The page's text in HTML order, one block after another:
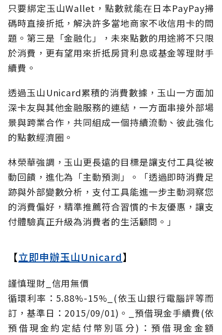
只要綁定玉山Wallet，點數就能在日本PayPay掃
碼時直接折抵，解決許多當地商家不收信用卡的問
題。第三是「金融化」，未來點數的用途將不只限
於消費，更有望用來折抵房貸利息或基金等理財手
續費。
透過玉山Unicard累積的消費數據，玉山一方面加
深卡友與其他金融服務的連結，一方面串接外部場
景與跨業合作，共同組成一個持續流動、彼此強化
的點數經濟圈。
林榮華強調，玉山更長遠的目標是讓支付工具從被
動回饋，進化為「主動預測」。「透過即時消費足
跡與外部變數分析，支付工具能進一步主動洞察您
的消費偏好，精準推薦符合習慣的卡友優惠，讓支
付體驗真正升級為消費者的生活顧問。」
【立即申辦玉山Unicard】
謹慎理財_信用無價
循環利率：5.88%-15%_(依玉山銀行電腦評等而
訂，基準日：2015/09/01)。_預借現金手續費(依
預借現金約定結付幣別區分)：預借現金金額